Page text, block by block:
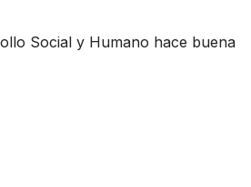
Social y Humano hace buena